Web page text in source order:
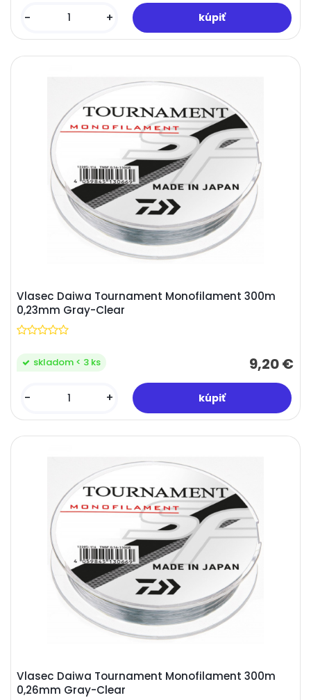
- +
Vlasec Daiwa Tournament Monofilament 300m
0,23mm Gray-Clear
9,20 €
skladom < 3 ks
- +
Vlasec Daiwa Tournament Monofilament 300m
0,26mm Gray-Clear